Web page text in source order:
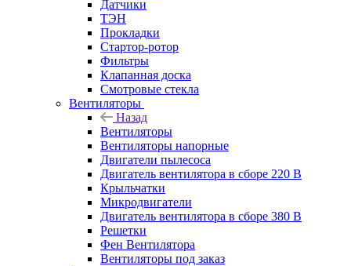
Датчики
ТЭН
Прокладки
Стартор-ротор
Фильтры
Клапанная доска
Смотровые стекла
Вентиляторы
Назад
Вентиляторы
Вентиляторы напорные
Двигатели пылесоса
Двигатель вентилятора в сборе 220 В
Крыльчатки
Микродвигатели
Двигатель вентилятора в сборе 380 В
Решетки
Фен Вентилятора
Вентиляторы под заказ